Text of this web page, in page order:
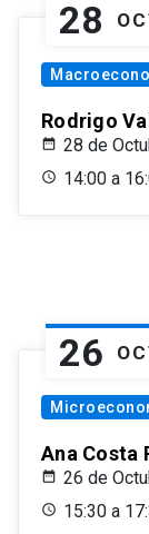
28
Rodrigo
28 de
14:00 a
26
Ana Costa
26 de
15:30 a